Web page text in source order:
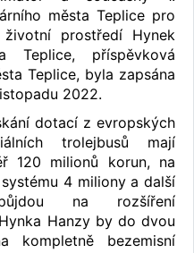
města Teplice pro
prostředí Hynek
Teplice, příspěvková
Teplice, byla zapsána
2022.
dotací z evropských
trolejbusů mají
120 milionů korun, na
4 miliony a další
na rozšíření
Hanzy by do dvou
bezemisní